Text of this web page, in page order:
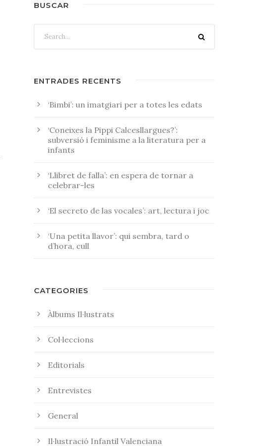
BUSCAR
ENTRADES RECENTS
‘Bimbi’: un imatgiari per a totes les edats
‘Coneixes la Pippi Calcesllargues?’:
subversió i feminisme a la literatura per a
infants
‘Llibret de falla’: en espera de tornar a
celebrar-les
‘El secreto de las vocales’: art, lectura i joc
‘Una petita llavor’: qui sembra, tard o
d’hora, cull
CATEGORIES
Àlbums Il·lustrats
Col·leccions
Editorials
Entrevistes
General
Il·lustració Infantil Valenciana